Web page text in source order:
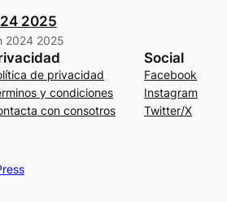
2025
2024 2025
de privacidad
y condiciones
con consotros
Social
Facebook
Instagram
Twitter/X